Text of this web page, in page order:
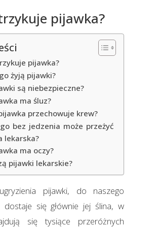
pijawka?
pijawka?
żyją pijawki?
są niebezpieczne?
ma śluz?
przechowuje krew?
bez jedzenia może przeżyć
lekarska?
ma oczy?
pijawki lekarskie?
pijawki, do naszego
dostaje się głównie jej ślina, w
się tysiące przeróżnych